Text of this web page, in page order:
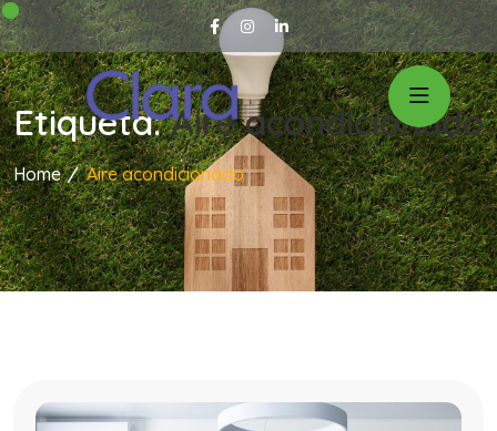
Etiqueta:Aire acondicionado
Home Aire acondicionado